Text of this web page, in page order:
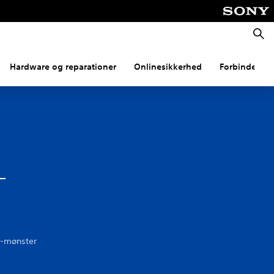
Søg
Hardware og reparationer Onlinesikkerhed Forbindelse
mønster